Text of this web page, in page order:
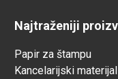
Najtraženiji
Papir za štampu
Kancelarijski materijal